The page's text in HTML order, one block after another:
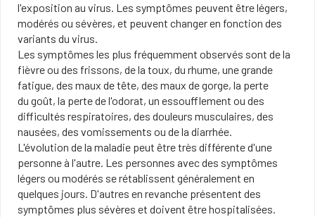
l'exposition au virus​​. Les symptômes peuvent être légers,
modérés ou sévères, et peuvent​ changer en fonction des
variants du virus.​​​​
Les symptômes les plus fréquemment observés sont de la
fièvre ou des frissons, de la toux, du rhume, une grande
fatigue, des maux de tête, des maux de gorge, la perte
du goût, la perte de l​'odorat, un essouf​flement ou des
difficultés respiratoires, des douleurs ​​musculaires, des
nausées, des vomissements ou de la diarrhée.
L'évolution de la maladie​ peut être très différente d'une
personne à l'autre. Les personnes avec des symptômes
légers ou modérés se rétablissent généralement en
quelques jours. D'autres en revanche présentent des
symptômes plus sévères et doivent être hospitalisées​.